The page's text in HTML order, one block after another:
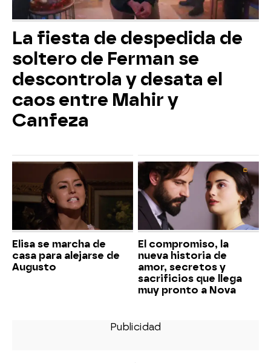
La fiesta de despedida de
soltero de Ferman se
descontrola y desata el
caos entre Mahir y
Canfeza
Elisa se marcha de
casa para alejarse de
Augusto
El compromiso, la
nueva historia de
amor, secretos y
sacrificios que llega
muy pronto a Nova